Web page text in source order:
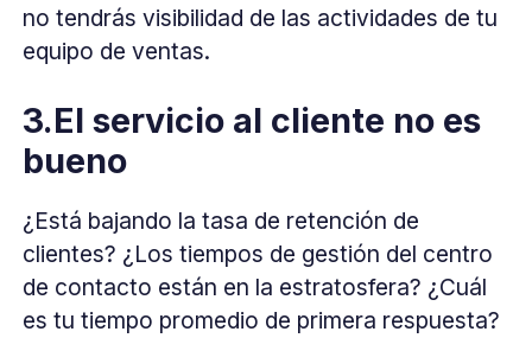
no tendrás visibilidad de las actividades de tu
equipo de ventas.
3.El servicio al cliente no es
bueno
¿Está bajando la tasa de retención de
clientes? ¿Los tiempos de gestión del centro
de contacto están en la estratosfera? ¿Cuál
es tu tiempo promedio de primera respuesta?